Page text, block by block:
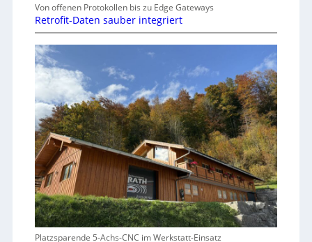
Von offenen Protokollen bis zu Edge Gateways
Retrofit-Daten sauber integriert
Platzsparende 5-Achs-CNC im Werkstatt-Einsatz